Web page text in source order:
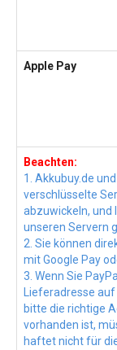
Apple Pay
Beachten:
1. Akkubuy.de
verschlüsselte
abzuwickeln, und
unseren Servern
2. Sie können
mit Google Pay
3. Wenn Sie
Lieferadresse
bitte die richtige
vorhanden ist,
haftet nicht für